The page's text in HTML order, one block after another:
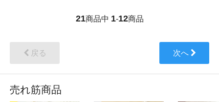
21商品中 1-12商品
戻る 次へ
売れ筋商品